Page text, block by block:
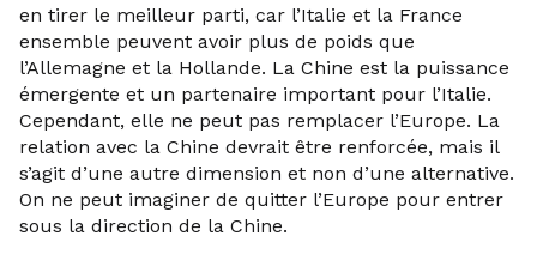
en tirer le meilleur parti, car l’Italie et la France
ensemble peuvent avoir plus de poids que
l’Allemagne et la Hollande. La Chine est la puissance
émergente et un partenaire important pour l’Italie.
Cependant, elle ne peut pas remplacer l’Europe. La
relation avec la Chine devrait être renforcée, mais il
s’agit d’une autre dimension et non d’une alternative.
On ne peut imaginer de quitter l’Europe pour entrer
sous la direction de la Chine.